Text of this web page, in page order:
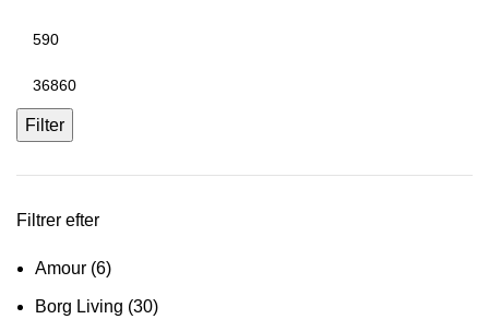
Filter
Filtrer efter
Amour (6)
Borg Living (30)